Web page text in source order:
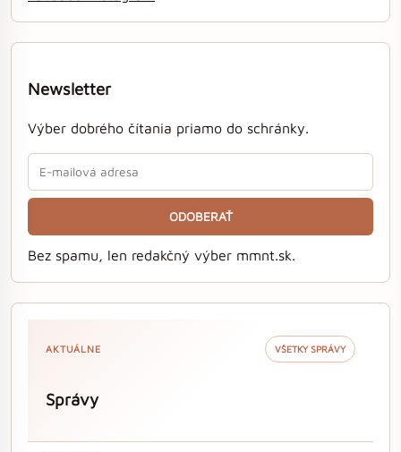
Newsletter
Výber dobrého čítania priamo do schránky.
ODOBERAŤ
Bez spamu, len redakčný výber mmnt.sk.
AKTUÁLNE VŠETKY SPRÁVY
Správy